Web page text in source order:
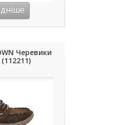
Черевики